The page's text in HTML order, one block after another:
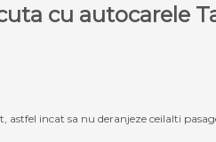
cu autocarele
incat sa nu deranjeze ceilalti